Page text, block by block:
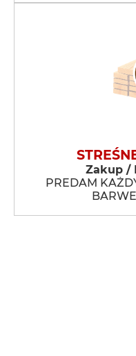
Zakup /
PREDAM